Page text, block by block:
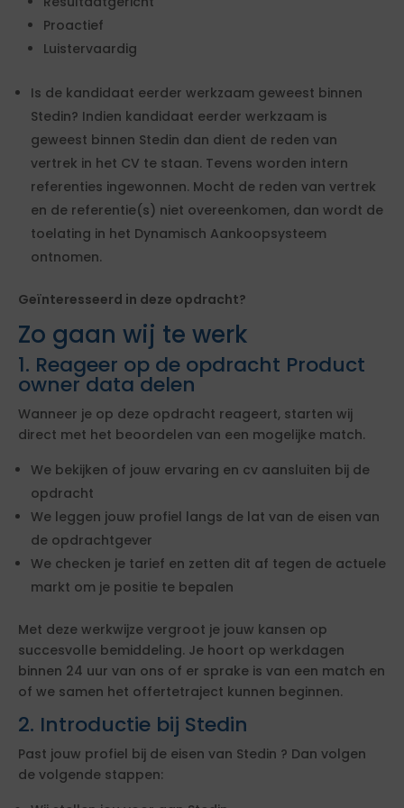
Proactief
Luistervaardig
Is de kandidaat eerder werkzaam geweest binnen
Stedin? Indien kandidaat eerder werkzaam is
geweest binnen Stedin dan dient de reden van
vertrek in het CV te staan. Tevens worden intern
referenties ingewonnen. Mocht de reden van vertrek
en de referentie(s) niet overeenkomen, dan wordt de
toelating in het Dynamisch Aankoopsysteem
ontnomen.
Geïnteresseerd in deze opdracht?
Zo gaan wij te werk
1. Reageer op de opdracht Product
owner data delen
Wanneer je op deze opdracht reageert, starten wij
direct met het beoordelen van een mogelijke match.
We bekijken of jouw ervaring en cv aansluiten bij de
opdracht
We leggen jouw profiel langs de lat van de eisen van
de opdrachtgever
We checken je tarief en zetten dit af tegen de actuele
markt om je positie te bepalen
Met deze werkwijze vergroot je jouw kansen op
succesvolle bemiddeling. Je hoort op werkdagen
binnen 24 uur van ons of er sprake is van een match en
of we samen het offertetraject kunnen beginnen.
2. Introductie bij Stedin
Past jouw profiel bij de eisen van Stedin ? Dan volgen
de volgende stappen: